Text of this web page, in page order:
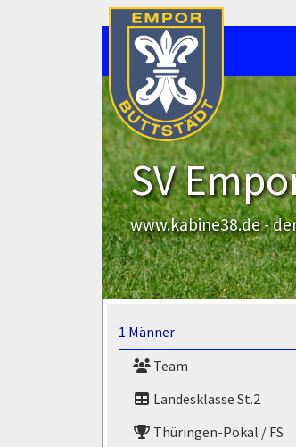
SV
www.kabine38.de-
1.Männer
Team
Landesklasse St.2
Thüringen-Pokal / FS